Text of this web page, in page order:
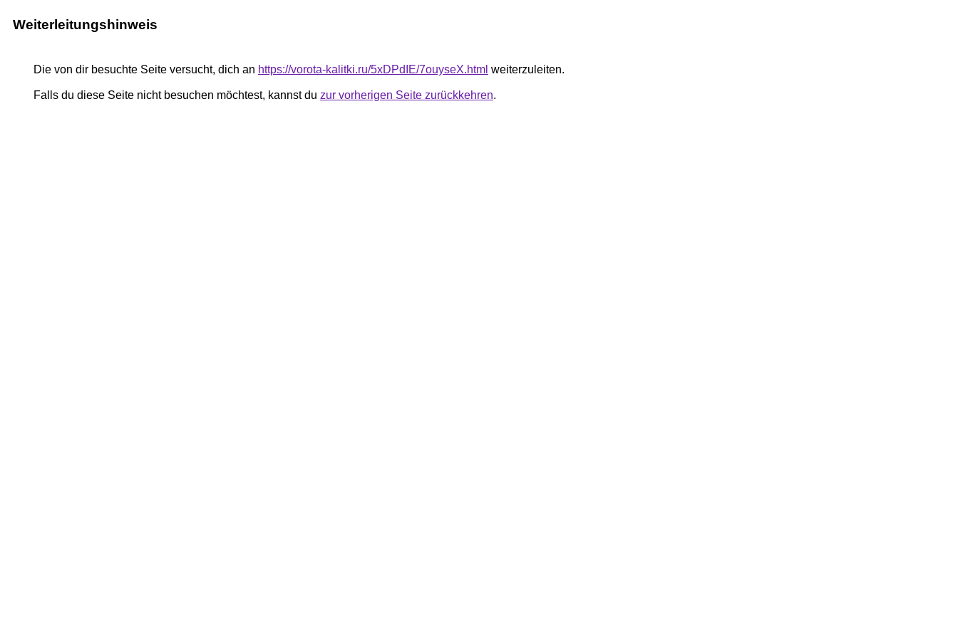
Weiterleitungshinweis
Die von dir besuchte Seite versucht, dich an https://vorota-kalitki.ru/5xDPdIE/7ouyseX.html weiterzuleiten.
Falls du diese Seite nicht besuchen möchtest, kannst du zur vorherigen Seite zurückkehren.